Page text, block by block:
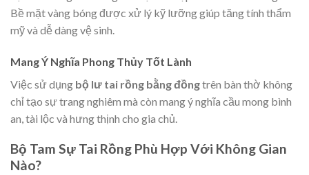
Bề mặt vàng bóng được xử lý kỹ lưỡng giúp tăng tính thẩm
mỹ và dễ dàng vệ sinh.
Mang Ý Nghĩa Phong Thủy Tốt Lành
Việc sử dụng bộ lư tai rồng bằng đồngtrên bàn thờ không
chỉ tạo sự trang nghiêm mà còn mang ý nghĩa cầu mong bình
an, tài lộc và hưng thịnh cho gia chủ.
Bộ Tam Sự Tai Rồng Phù Hợp Với Không Gian
Nào?